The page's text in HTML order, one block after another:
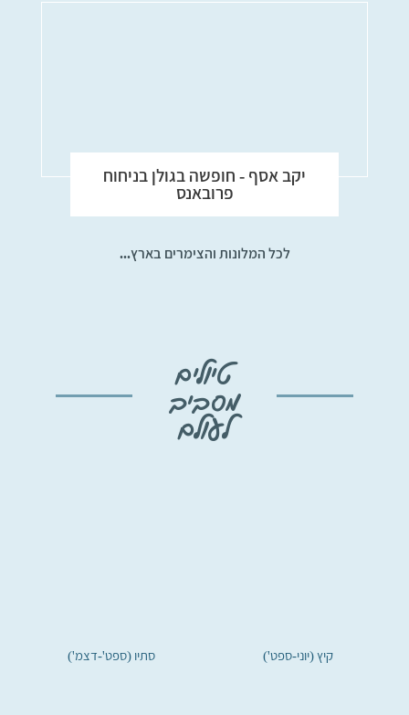
יקב אסף - חופשה בגולן בניחוח
פרובאנס
לכל המלונות והצימרים בארץ...
טיולים
מסביב
לעולם
קיץ (יוני-ספט') סתיו (ספט'-דצמ')